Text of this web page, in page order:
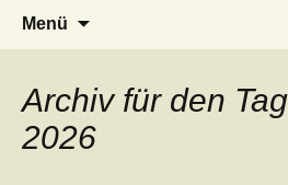
LUCKX
– das Magazin
Menü
Archiv für den
2026